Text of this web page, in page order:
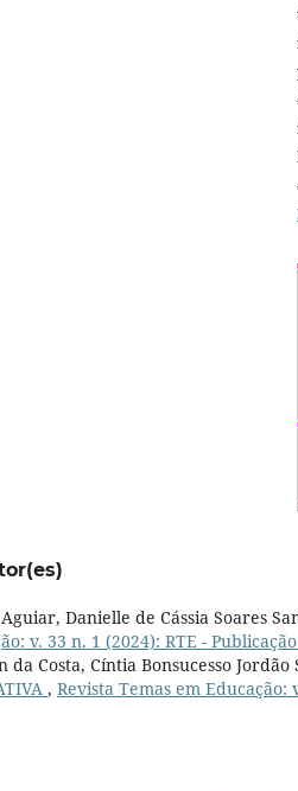
Danielle de Cássia Soares
v. 33 n. 1 (2024): RTE -
Costa, Cíntia Bonsucesso Jordão
, Revista Temas em Educação: